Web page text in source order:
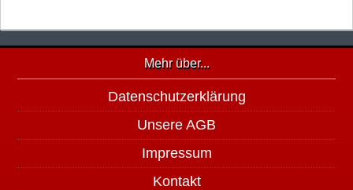
Mehr über...
Datenschutzerklärung
Unsere AGB
Impressum
Kontakt